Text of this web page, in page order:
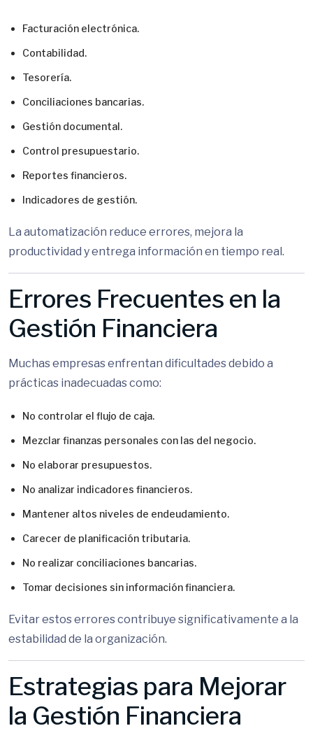
Facturación electrónica.
Contabilidad.
Tesorería.
Conciliaciones bancarias.
Gestión documental.
Control presupuestario.
Reportes financieros.
Indicadores de gestión.
La automatización reduce errores, mejora la
productividad y entrega información en tiempo real.
Errores Frecuentes en la
Gestión Financiera
Muchas empresas enfrentan dificultades debido a
prácticas inadecuadas como:
No controlar el flujo de caja.
Mezclar finanzas personales con las del negocio.
No elaborar presupuestos.
No analizar indicadores financieros.
Mantener altos niveles de endeudamiento.
Carecer de planificación tributaria.
No realizar conciliaciones bancarias.
Tomar decisiones sin información financiera.
Evitar estos errores contribuye significativamente a la
estabilidad de la organización.
Estrategias para Mejorar
la Gestión Financiera